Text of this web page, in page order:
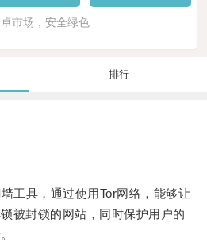
市场，安全绿色
排行
具，通过使用Tor网络，能够让
被封锁的网站，同时保护用户的